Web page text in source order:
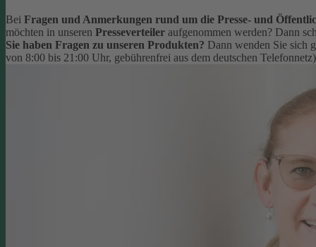
Bei Fragen und Anmerkungen rund um die Presse- und
möchten in unseren Presseverteiler aufgenommen werden? Dann
Sie haben Fragen zu unseren Produkten? Dann wenden Sie sich
von 8:00 bis 21:00 Uhr, gebührenfrei aus dem deutschen